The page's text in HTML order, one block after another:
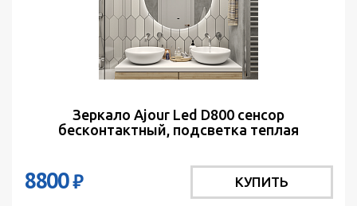
Зеркало Ajour Led D800 сенсор
бесконтактный, подсветка теплая
8800₽ КУПИТЬ